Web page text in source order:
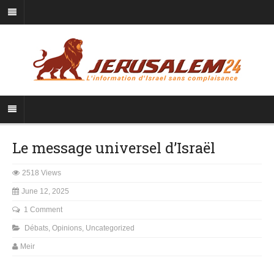
Le message universel d’Israël
2518 Views
June 12, 2025
1 Comment
Débats, Opinions, Uncategorized
Meir